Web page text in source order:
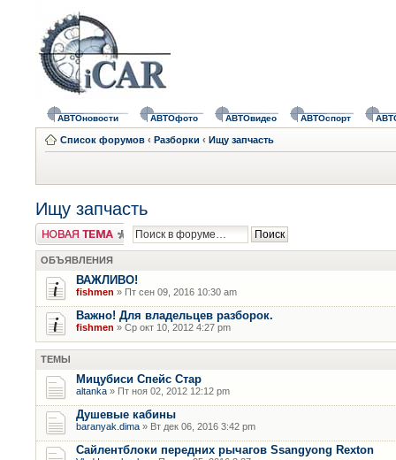
АВТОновости АВТОфото АВТОвидео АВТОспорт
Список форумов ‹ Разборки ‹ Ищу запчасть
Ищу запчасть
Новая тема
ОБЪЯВЛЕНИЯ
ВАЖЛИВО!
fishmen » Пт сен 09, 2016 10:30 am
Важно! Для владельцев разборок.
fishmen » Ср окт 10, 2012 4:27 pm
ТЕМЫ
Мицубиси Спейс Стар
altanka » Пт ноя 02, 2012 12:12 pm
Душевые кабины
baranyak.dima » Вт дек 06, 2016 3:42 pm
Сайлентблоки передних рычагов Ssangyong Rexton